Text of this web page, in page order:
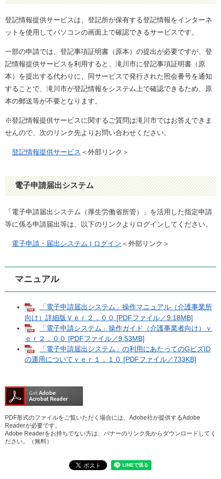
登記情報提供サービスは、登記所が保有する登記情報をインターネ
ットを使用してパソコンの画面上で確認できるサービスです。
一部の申請では、登記事項証明書（原本）の提出が必要ですが、登
記情報提供サービスを利用すると、滝川市に登記事項証明書（原
本）を提出する代わりに、同サービスで発行された照会番号を通知
することで、滝川市が登記情報をシステム上で確認できるため、原
本の郵送等が不要となります。
※登記情報提供サービスに関するご質問は滝川市ではお答えできま
せんので、次のリンク先よりお問い合わせください。
登記情報提供サービス ＜外部リンク＞
電子申請届出システム
「電子申請届出システム（厚生労働省所管）」を活用した指定申請
等に係る申請届出等は、以下のリンクよりログインしてください。
電子申請・届出システム | ログイン ＜外部リンク＞
マニュアル
「電子申請届出システム」操作マニュアル（介護事業所
向け）詳細版Ｖｅｒ２．００ [PDFファイル／9.18MB]
「電子申請システム」操作ガイド（介護事業者向け）ｖ
ｅｒ２．００ [PDFファイル／9.53MB]
「電子申請届出システム」の利用にあたってのGビズID
の運用についてｖｅｒ１．１０ [PDFファイル／733KB]
PDF形式のファイルをご覧いただく場合には、Adobe社が提供するAdobe
Readerが必要です。
Adobe Readerをお持ちでない方は、バナーのリンク先からダウンロードしてく
ださい。（無料）